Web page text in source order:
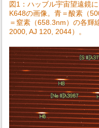
図1：ハッブル宇宙望遠鏡
K648の画像。青＝酸素（
＝窒素（658.3nm）の各輝
2000, AJ 120, 2044）。